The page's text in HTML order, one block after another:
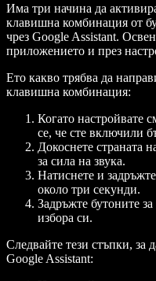
Има три начина да
клавишна комбинация от
чрез Google Assistant.
приложението и през
Ето какво трябва да
клавишна комбинация:
Когато настройвате
се, че сте включили
Докоснете страната
за сила на звука.
Натиснете и
около три секунди.
Задръжте бутоните
избора си.
Следвайте тези стъпки, за
Google Assistant: